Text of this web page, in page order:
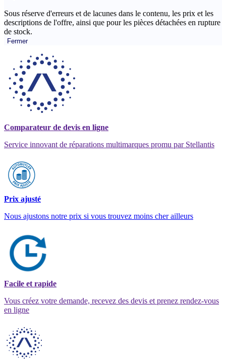
Sous réserve d'erreurs et de lacunes dans le contenu, les prix et les
descriptions de l'offre, ainsi que pour les pièces détachées en rupture
de stock.
Fermer
Comparateur de devis en ligne
Service innovant de réparations multimarques promu par Stellantis
Prix ajusté
Nous ajustons notre prix si vous trouvez moins cher ailleurs
Facile et rapide
Vous créez votre demande, recevez des devis et prenez rendez-vous
en ligne